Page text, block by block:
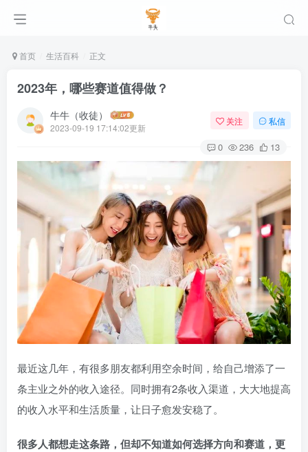
首页 生活百科 正文
2023年，哪些赛道值得做？
牛牛（收徒）
2023-09-19 17:14:02更新
关注 私信
0 236 13
最近这几年，有很多朋友都利用空余时间，给自己增添了一
条主业之外的收入途径。同时拥有2条收入渠道，大大地提高
的收入水平和生活质量，让日子愈发安稳了。
很多人都想走这条路，但却不知道如何选择方向和赛道，更